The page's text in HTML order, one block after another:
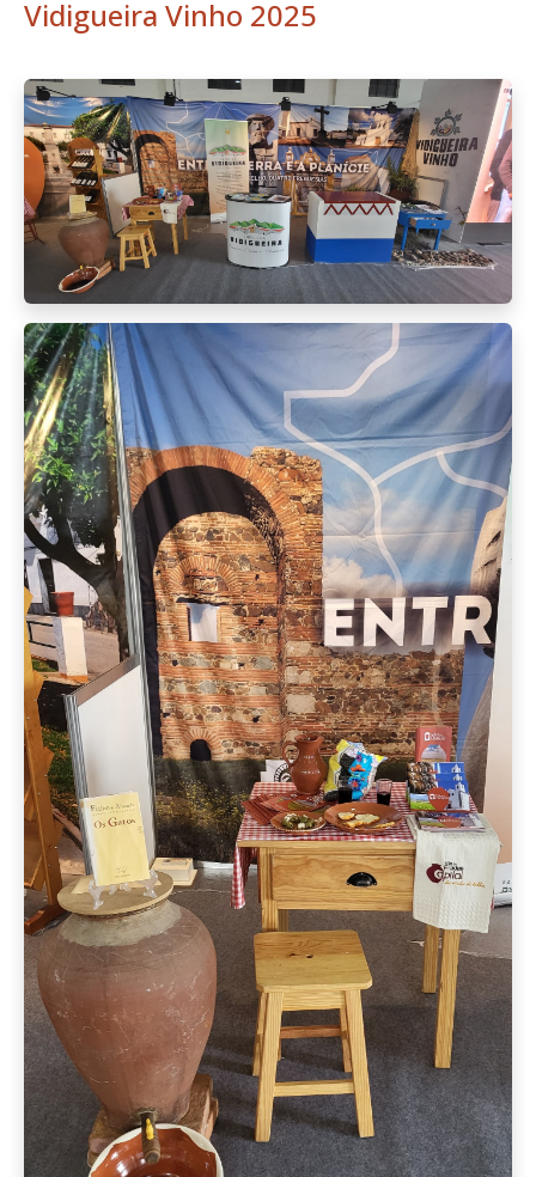
Vidigueira Vinho 2025